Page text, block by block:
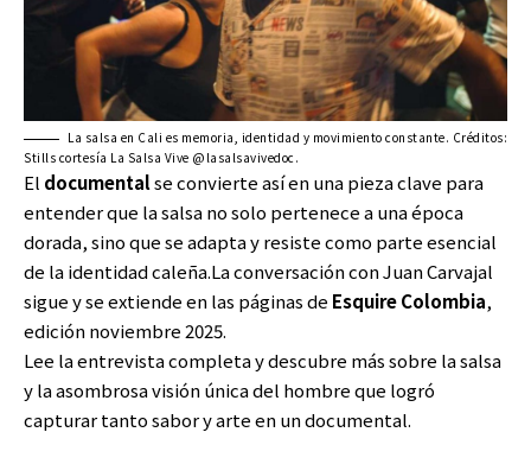
La salsa en Cali es memoria, identidad y movimiento constante. Créditos:
Stills cortesía La Salsa Vive @lasalsavivedoc.
El documentalse convierte así en una pieza clave para
entender que la salsa no solo pertenece a una época
dorada, sino que se adapta y resiste como parte esencial
de la identidad caleña.La conversación con Juan Carvajal
sigue y se extiende en las páginas de Esquire Colombia,
edición noviembre 2025.
Lee la entrevista completa y descubre más sobre la salsa
y la asombrosa visión única del hombre que logró
capturar tanto sabor y arte en un documental.